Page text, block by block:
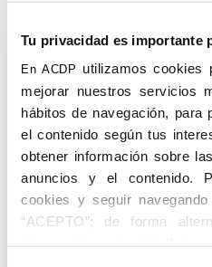
Tu privacidad es importante
En ACDP utilizamos cookies
mejorar nuestros servicios
hábitos de navegación, para
el contenido según tus
obtener información sobre
anuncios y el contenido.
cookies y seguir
“ACEPTO”; de forma
información más detallada
y reflexionar y tomar conciencia
en la vida pública.